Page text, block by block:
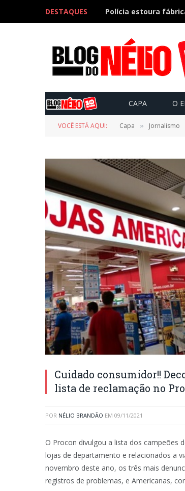
DESTAQUES
CAPA O
VOCÊ ESTÁ AQUI: Capa » Jornalismo
Cuidado consumidor!!
lista de reclamação no
POR NÉLIO BRANDÃO EM 09/11/2021
O Procon divulgou a lista dos campeões
lojas de departamento e relacionados a
novembro deste ano, os três mais
registros de problemas, e Americanas,